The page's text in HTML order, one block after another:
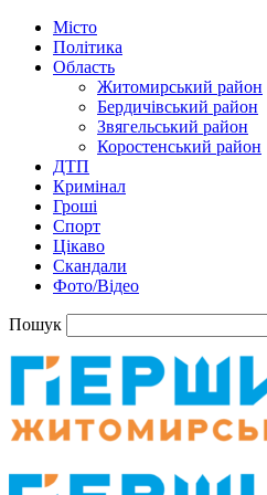
Місто
Політика
Область
Житомирський район
Бердичівський район
Звягельський район
Коростенський район
ДТП
Кримінал
Гроші
Спорт
Цікаво
Скандали
Фото/Відео
Пошук